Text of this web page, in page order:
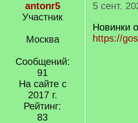
antonr5
Участник
Москва
Сообщений:
91
На сайте с
2017 г.
Рейтинг:
83
5 сент.
Новинки
https://